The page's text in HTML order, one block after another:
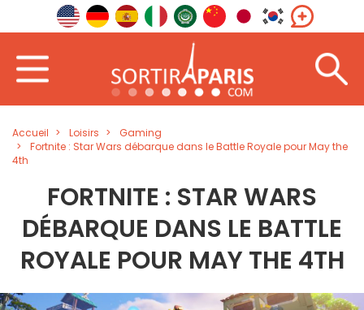
Accueil Loisirs
Gaming
Fortnite : Star Wars débarque dans le Battle Royale pour May the
4th
FORTNITE : STAR WARS
DÉBARQUE DANS LE BATTLE
ROYALE POUR MAY THE 4TH